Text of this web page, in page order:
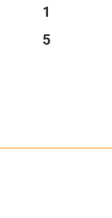
1
5